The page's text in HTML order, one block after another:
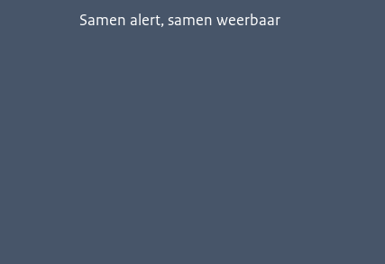
Samen alert, samen weerbaar